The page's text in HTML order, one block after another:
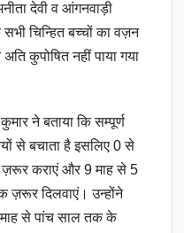
देवी व आंगनवाड़ी
चिन्हित बच्चों का वज़न
कुपोषित नहीं पाया गया
ने बताया कि सम्पूर्ण
से बचाता है इसलिए 0 से
ज़रूर कराएं और 9 माह से 5
ज़रूर दिलवाएं। उन्होंने
माह से पांच साल तक के